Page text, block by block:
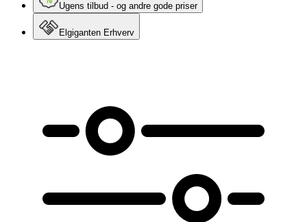
Ugens tilbud - og andre gode priser
Elgiganten Erhverv